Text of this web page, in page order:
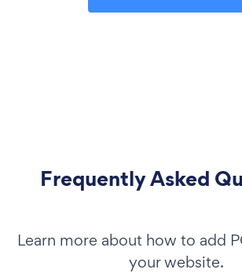
Frequently Asked
Learn more about how to add
your website.